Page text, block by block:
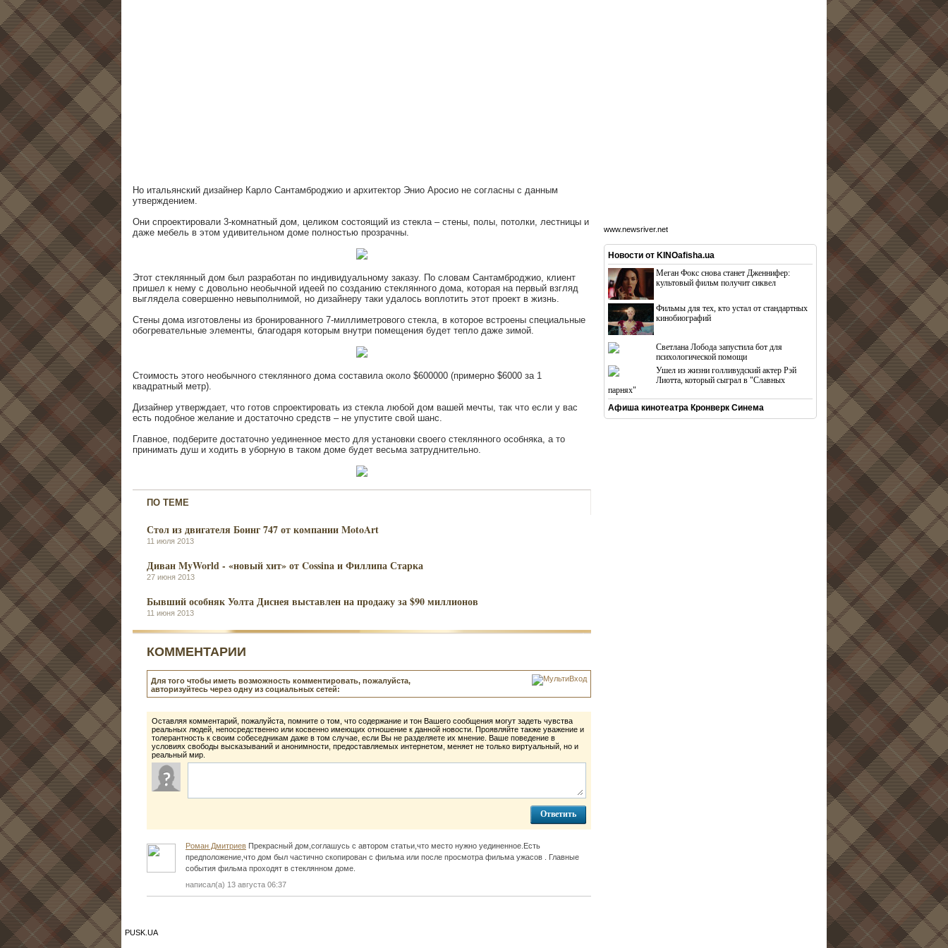
Но итальянский дизайнер Карло Сантамброджио и архитектор Энио Аросио не согласны с данным
утверждением.
Они спроектировали 3-комнатный дом, целиком состоящий из стекла – стены, полы, потолки, лестницы и
даже мебель в этом удивительном доме полностью прозрачны.
Этот стеклянный дом был разработан по индивидуальному заказу. По словам Сантамброджио, клиент
пришел к нему с довольно необычной идеей по созданию стеклянного дома, которая на первый взгляд
выглядела совершенно невыполнимой, но дизайнеру таки удалось воплотить этот проект в жизнь.
Стены дома изготовлены из бронированного 7-миллиметрового стекла, в которое встроены специальные
обогревательные элементы, благодаря которым внутри помещения будет тепло даже зимой.
Стоимость этого необычного стеклянного дома составила около $600000 (примерно $6000 за 1
квадратный метр).
Дизайнер утверждает, что готов спроектировать из стекла любой дом вашей мечты, так что если у вас
есть подобное желание и достаточно средств – не упустите свой шанс.
Главное, подберите достаточно уединенное место для установки своего стеклянного особняка, а то
принимать душ и ходить в уборную в таком доме будет весьма затруднительно.
ПО ТЕМЕ
Стол из двигателя Боинг 747 от компании MotoArt
11 июля 2013
Диван MyWorld - «новый хит» от Cossina и Филлипа Старка
27 июня 2013
Бывший особняк Уолта Диснея выставлен на продажу за $90 миллионов
11 июня 2013
КОММЕНТАРИИ
Для того чтобы иметь возможность комментировать, пожалуйста,
авторизуйтесь через одну из социальных сетей:
Оставляя комментарий, пожалуйста, помните о том, что содержание и тон Вашего сообщения могут задеть чувства
реальных людей, непосредственно или косвенно имеющих отношение к данной новости. Проявляйте также уважение и
толерантность к своим собеседникам даже в том случае, если Вы не разделяете их мнение. Ваше поведение в
условиях свободы высказываний и анонимности, предоставляемых интернетом, меняет не только виртуальный, но и
реальный мир.
Роман Дмитриев Прекрасный дом,соглашусь с автором статьи,что место нужно уединенное.Есть
предположение,что дом был частично скопирован с фильма или после просмотра фильма ужасов . Главные
события фильма проходят в стеклянном доме.
написал(а) 13 августа 06:37
www.newsriver.net
Новости от KINOafisha.ua
Меган Фокс снова станет Дженнифер:
культовый фильм получит сиквел
Фильмы для тех, кто устал от стандартных
кинобиографий
Светлана Лобода запустила бот для
психологической помощи
Ушел из жизни голливудский актер Рэй
Лиотта, который сыграл в "Славных
парнях"
Афиша кинотеатра Кронверк Синема
PUSK.UA